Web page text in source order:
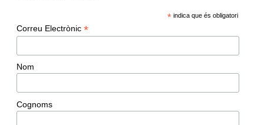
* indica que és obligatori
Correu Electrònic *
Nom
Cognoms